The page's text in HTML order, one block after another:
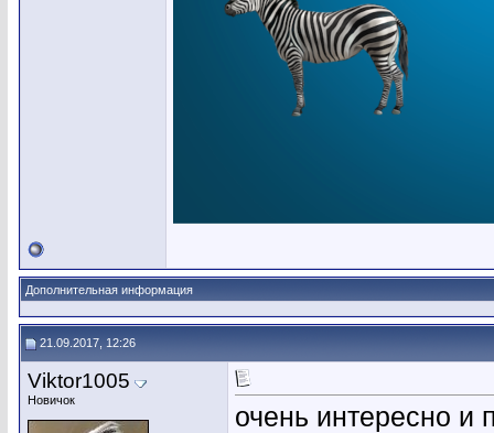
Дополнительная информация
21.09.2017, 12:26
Viktor1005
Новичок
очень интересно и